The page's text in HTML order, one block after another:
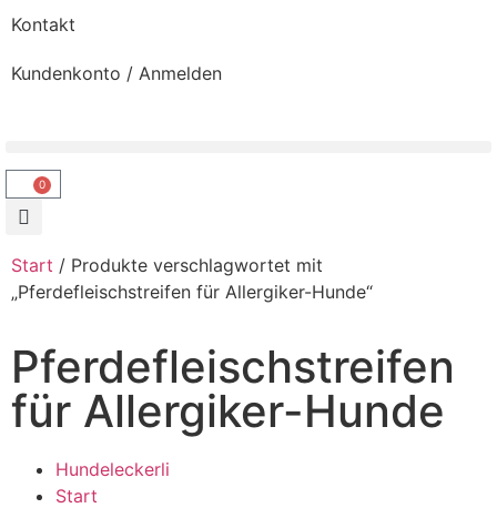
Kontakt
Kundenkonto / Anmelden
0
Start / Produkte verschlagwortet mit
„Pferdefleischstreifen für Allergiker-Hunde“
Pferdefleischstreifen
für Allergiker-Hunde
Hundeleckerli
Start